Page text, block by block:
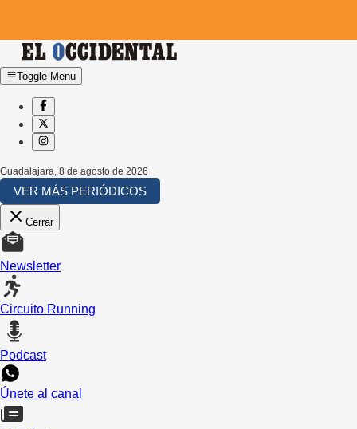
Toggle Menu
Guadalajara, 8 de agosto de 2026
VER MÁS PERIÓDICOS
Cerrar
Newsletter
Circuito Running
Podcast
Únete al canal